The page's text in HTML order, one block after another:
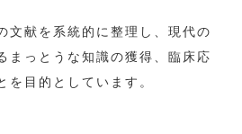
文献を系統的に整理し、現代の
まっとうな知識の獲得、臨床応
を目的としています。